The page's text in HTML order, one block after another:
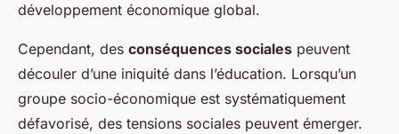
développement économique global.
Cependant, des conséquences sociales peuvent
découler d’une iniquité dans l’éducation. Lorsqu’un
groupe socio-économique est systématiquement
défavorisé, des tensions sociales peuvent émerger.